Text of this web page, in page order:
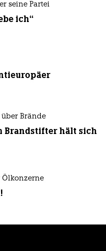
seine Partei
ich“
Brände
Brandstifter hält sich
Ölkonzerne